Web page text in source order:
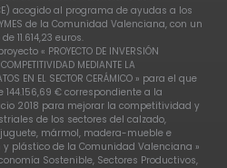
acogido al programa de ayudas a los
de la Comunidad Valenciana, con un
11.614,23 euros.
« PROYECTO DE INVERSIÓN
MEDIANTE LA
EN EL SECTOR CERÁMICO » para el que
€ correspondiente a la
2018 para mejorar la competitividad y
de los sectores del calzado,
mármol, madera-mueble e
plástico de la Comunidad Valenciana »
Sostenible, Sectores Productivos,